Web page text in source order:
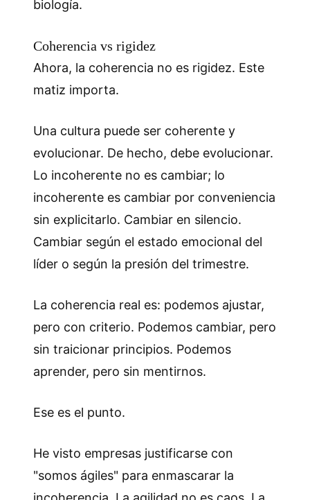
biología.
Coherencia vs rigidez
Ahora, la coherencia no es rigidez. Este
matiz importa.
Una cultura puede ser coherente y
evolucionar. De hecho, debe evolucionar.
Lo incoherente no es cambiar; lo
incoherente es cambiar por conveniencia
sin explicitarlo. Cambiar en silencio.
Cambiar según el estado emocional del
líder o según la presión del trimestre.
La coherencia real es: podemos ajustar,
pero con criterio. Podemos cambiar, pero
sin traicionar principios. Podemos
aprender, pero sin mentirnos.
Ese es el punto.
He visto empresas justificarse con
"somos ágiles" para enmascarar la